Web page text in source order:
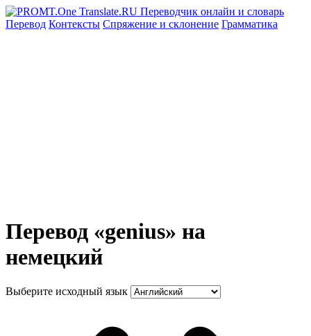
Перевод Контексты Спряжение и склонение Грамматика
Перевод «genius» на
немецкий
Выберите исходный язык